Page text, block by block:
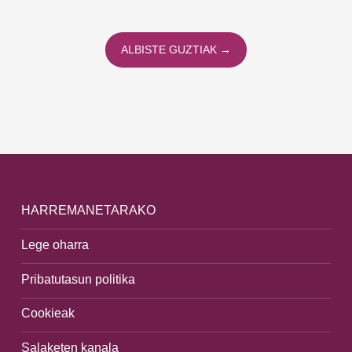
ALBISTE GUZTIAK →
HARREMANETARAKO
Lege oharra
Pribatutasun politika
Cookieak
Salaketen kanala